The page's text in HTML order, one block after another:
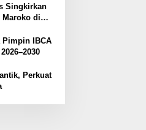
Singkirkan
Maroko di
Pimpin IBCA
Perkuat